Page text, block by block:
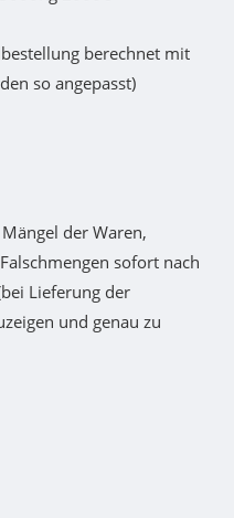
berechnet mit
so angepasst)
der Waren,
sofort nach
Lieferung der
und genau zu